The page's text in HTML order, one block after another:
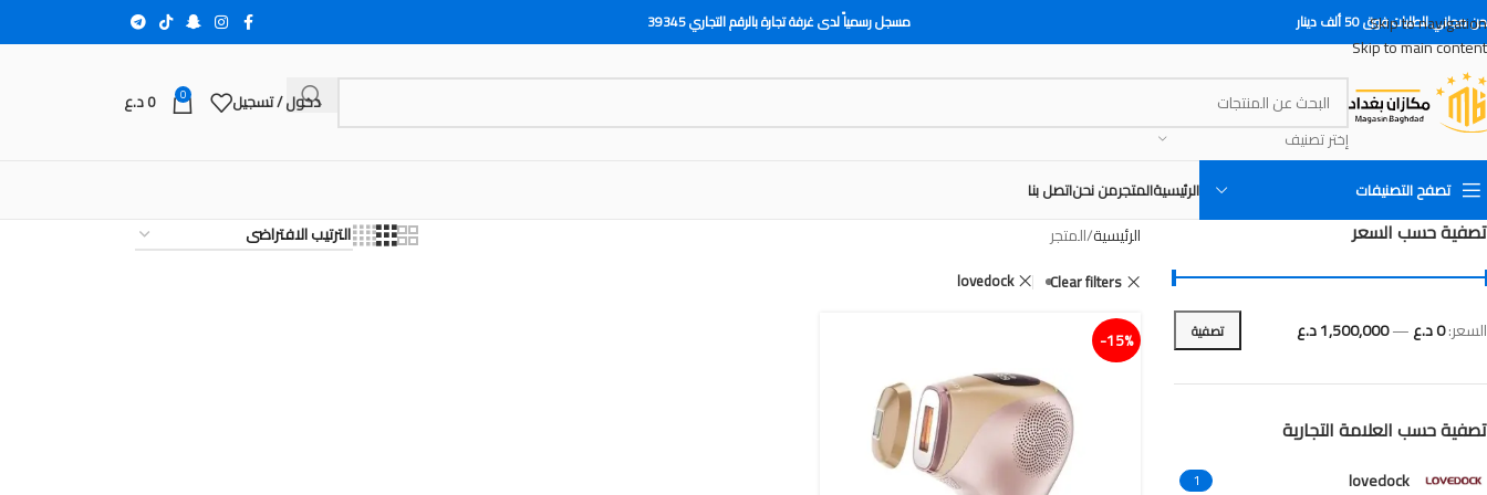
Skip to navigation
Skip to main content
للطلبات فوق 50 ألف دينار مسجل رسمياً لدى غرفة تجارة بالرقم التجاري 39345
إختر تصنيف
دخول / تسجيل 0
0د.ع
تصفح التصنيفات الرئيسيةالمتجرمن نحناتصل بنا
تصفية حسب السعر
تصفية السعر:0 د.ع —1,500,000 د.ع
تصفية حسب العلامة التجارية
lovedock
1
الرئيسية المتجر
Clear filters
lovedock
15%-